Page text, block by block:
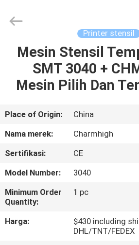
RUMAH
PRODUK
VIDEO
KAMI
TUR
PABRIK
TECHNOLOGY
LIMITED.
Reserved.
Printer stensil
Mesin Stensil
SMT 3040 +
Mesin Pilih Dan
Place of Origin:
China
Nama merek:
Charmhigh
Sertifikasi:
CE
Model Number:
3040
Minimum Order
Quantity:
1 pc
Harga:
$430 including
DHL/TNT/FEDEX